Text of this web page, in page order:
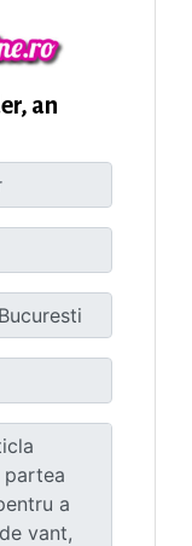
an